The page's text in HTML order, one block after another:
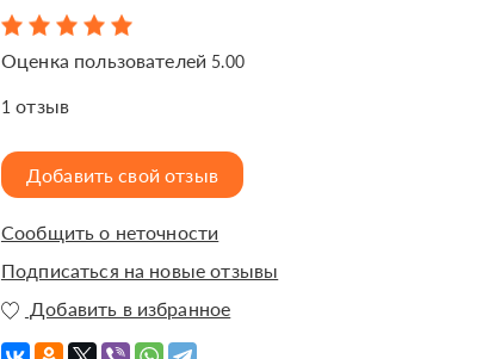
Оценка пользователей 5.00
1 отзыв
Добавить свой отзыв
Сообщить о неточности
Подписаться на новые отзывы
Добавить в избранное